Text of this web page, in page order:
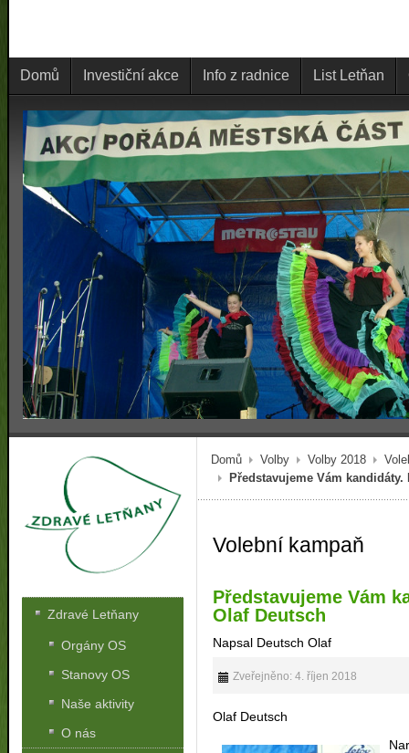
Domů Investiční akce Info z radnice List Letňan
Domů Volby Volby 2018
Představujeme Vám
Volební kampaň
Představujeme Vám
Olaf Deutsch
Napsal Deutsch Olaf
Zveřejněno: 4. říjen 2018
Olaf Deutsch
Zdravé Letňany
Orgány OS
Stanovy OS
Naše aktivity
O nás